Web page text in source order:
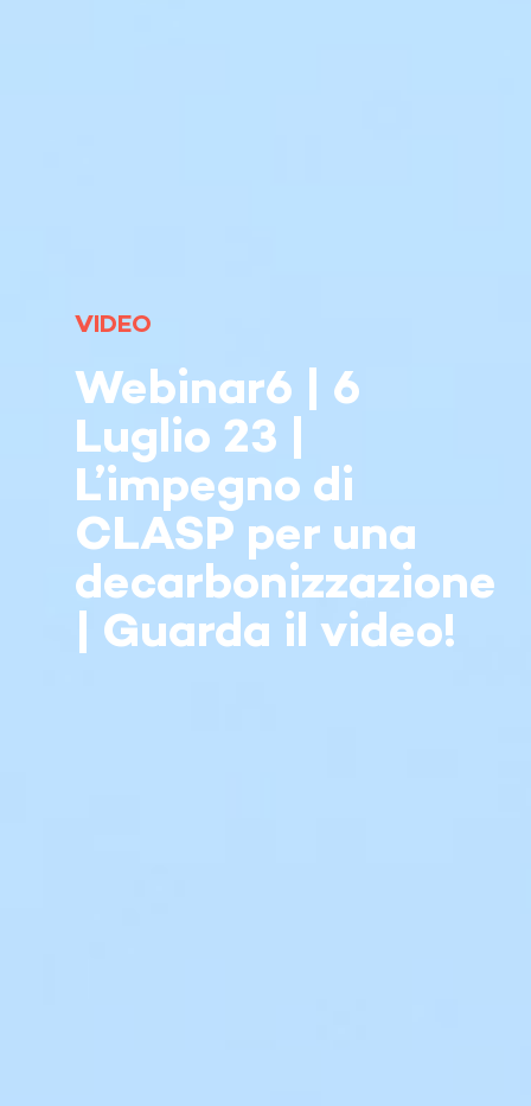
VIDEO
Webinar6 | 6
Luglio 23 |
L’impegno di
CLASP per una
decarbonizzazione
| Guarda il video!